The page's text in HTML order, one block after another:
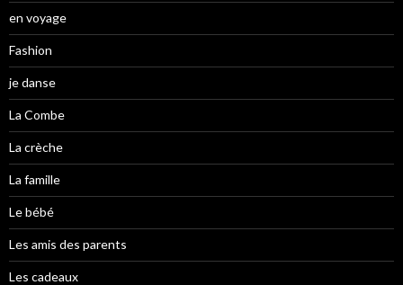
en voyage
Fashion
je danse
La Combe
La crèche
La famille
Le bébé
Les amis des parents
Les cadeaux